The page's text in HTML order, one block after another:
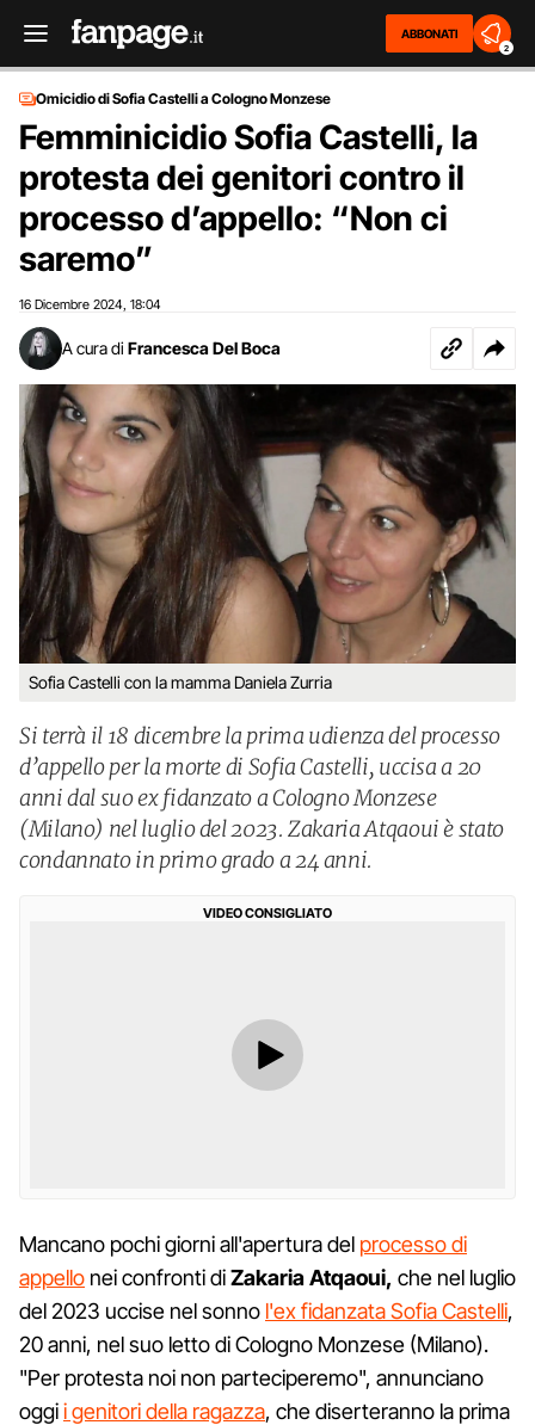
ABBONATI
2
Omicidio di Sofia Castelli a Cologno Monzese
Femminicidio Sofia Castelli, la
protesta dei genitori contro il
processo d’appello: “Non ci
saremo”
16 Dicembre 2024 18:04
A cura di Francesca Del Boca
Sofia Castelli con la mamma Daniela Zurria
Si terrà il 18 dicembre la prima udienza del processo
d’appello per la morte di Sofia Castelli, uccisa a 20
anni dal suo ex fidanzato a Cologno Monzese
(Milano) nel luglio del 2023. Zakaria Atqaoui è stato
condannato in primo grado a 24 anni.
VIDEO CONSIGLIATO
Mancano pochi giorni all'apertura del processo di
appello nei confronti diZakaria Atqaoui, che nel luglio
del 2023 uccise nel sonno l'ex fidanzata Sofia Castelli,
20 anni, nel suo letto di Cologno Monzese (Milano).
"Per protesta noi non parteciperemo", annunciano
oggii genitori della ragazza, che diserteranno la prima